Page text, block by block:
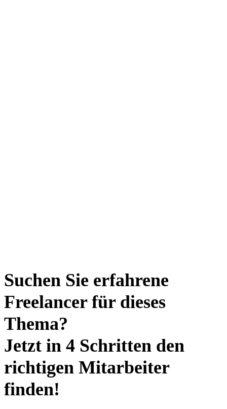
Suchen Sie erfahrene
Freelancer für dieses
Thema?
Jetzt in 4 Schritten den
richtigen Mitarbeiter
finden!